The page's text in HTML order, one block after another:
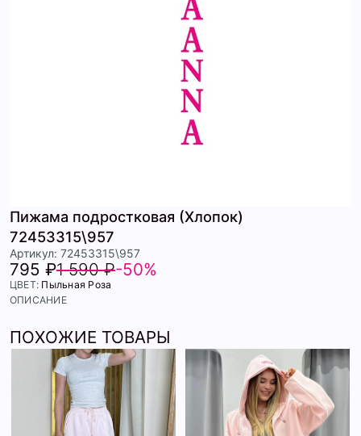
Пижама подростковая (Хлопок)
72453315\957
Артикул: 72453315\957
795 ₽1 590 ₽-50%
ЦВЕТ: Пыльная Роза
ОПИСАНИЕ
ПОХОЖИЕ ТОВАРЫ